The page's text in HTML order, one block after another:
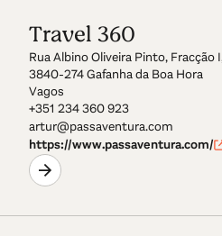
Travel 360
Rua Albino Oliveira Pinto, Fracção
3840-274 Gafanha da Boa Hora
Vagos
+351 234 360 923
artur@passaventura.com
https://www.passaventura.com/